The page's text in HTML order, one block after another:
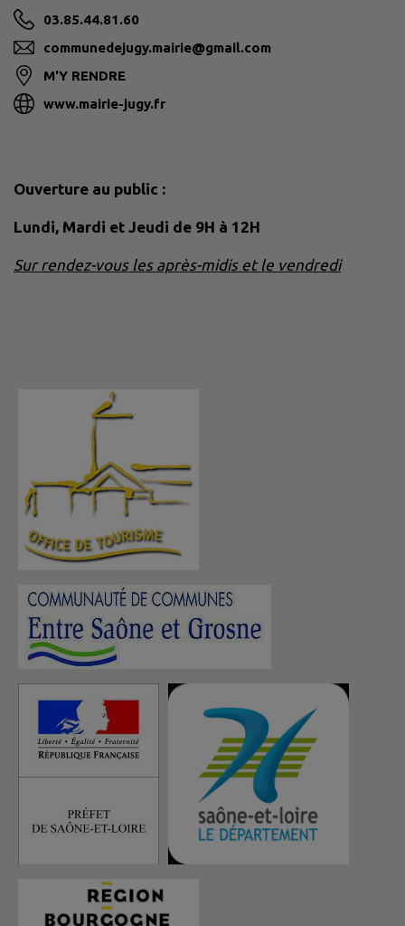
03.85.44.81.60
communedejugy.mairie@gmail.com
M'Y RENDRE
www.mairie-jugy.fr
Ouverture au public :
Lundi, Mardi et Jeudi de 9H à 12H
Sur rendez-vous les après-midis et le vendredi